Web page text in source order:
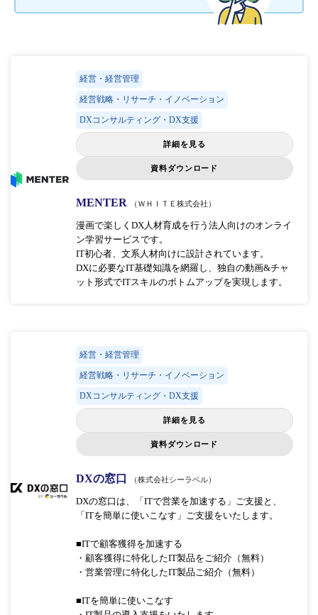
経営・経営管理
経営戦略・リサーチ・イノベーション
DXコンサルティング・DX支援
詳細を見る
資料ダウンロード
MENTER （ＷＨＩＴＥ株式会社）
漫画で楽しくDX人材育成を行う法人向けのオンライ
ン学習サービスです。
IT初心者、文系人材向けに設計されています。
DXに必要なIT基礎知識を網羅し、独自の動画&チャ
ット形式でITスキルのボトムアップを実現します。
経営・経営管理
経営戦略・リサーチ・イノベーション
DXコンサルティング・DX支援
詳細を見る
資料ダウンロード
DXの窓口 （株式会社シーラベル）
DXの窓口は、「ITで営業を加速する」ご支援と、
「ITを簡単に使いこなす」ご支援をいたします。
■ITで顧客獲得を加速する
・顧客獲得に特化したIT製品をご紹介（無料）
・営業管理に特化したIT製品ご紹介（無料）
■ITを簡単に使いこなす